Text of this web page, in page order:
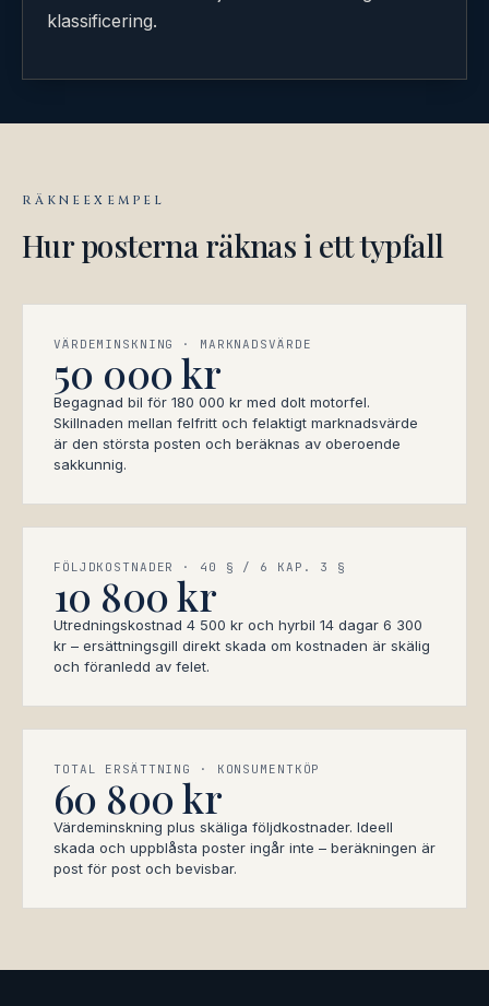
klassificering.
RÄKNEEXEMPEL
Hur posterna räknas i ett typfall
VÄRDEMINSKNING · MARKNADSVÄRDE
50 000 kr
Begagnad bil för 180 000 kr med dolt motorfel.
Skillnaden mellan felfritt och felaktigt marknadsvärde
är den största posten och beräknas av oberoende
sakkunnig.
FÖLJDKOSTNADER · 40 § / 6 KAP. 3 §
10 800 kr
Utredningskostnad 4 500 kr och hyrbil 14 dagar 6 300
kr – ersättningsgill direkt skada om kostnaden är skälig
och föranledd av felet.
TOTAL ERSÄTTNING · KONSUMENTKÖP
60 800 kr
Värdeminskning plus skäliga följdkostnader. Ideell
skada och uppblåsta poster ingår inte – beräkningen är
post för post och bevisbar.